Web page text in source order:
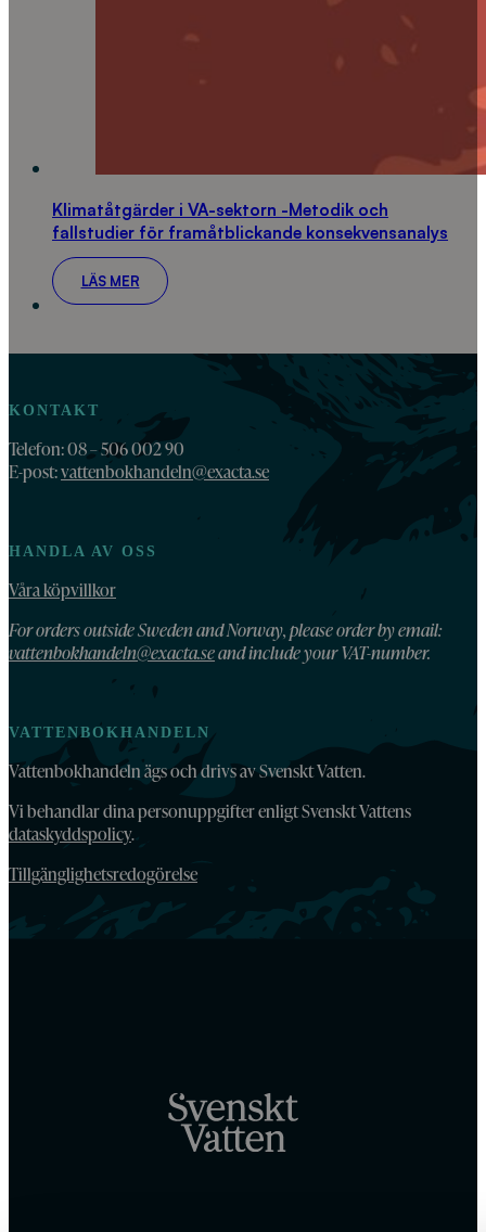
Klimatåtgärder i VA-sektorn -Metodik och
fallstudier för framåtblickande konsekvensanalys
LÄS MER
KONTAKT
Telefon: 08 – 506 002 90
E-post:vattenbokhandeln@exacta.se
HANDLA AV OSS
Våra köpvillkor
For orders outside Sweden and Norway, please order by email:
vattenbokhandeln@exacta.seand include your VAT-number.
VATTENBOKHANDELN
Vattenbokhandeln ägs och drivs av Svenskt Vatten.
Vi behandlar dina personuppgifter enligt Svenskt Vattens
dataskyddspolicy.
Tillgänglighetsredogörelse